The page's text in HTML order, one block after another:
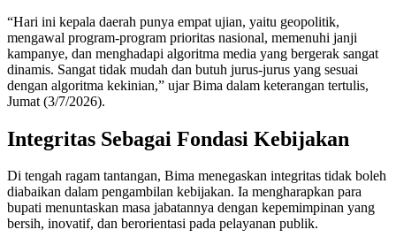
“Hari ini kepala daerah punya empat ujian, yaitu geopolitik,
mengawal program-program prioritas nasional, memenuhi janji
kampanye, dan menghadapi algoritma media yang bergerak sangat
dinamis. Sangat tidak mudah dan butuh jurus-jurus yang sesuai
dengan algoritma kekinian,” ujar Bima dalam keterangan tertulis,
Jumat (3/7/2026).
Integritas Sebagai Fondasi Kebijakan
Di tengah ragam tantangan, Bima menegaskan integritas tidak boleh
diabaikan dalam pengambilan kebijakan. Ia mengharapkan para
bupati menuntaskan masa jabatannya dengan kepemimpinan yang
bersih, inovatif, dan berorientasi pada pelayanan publik.